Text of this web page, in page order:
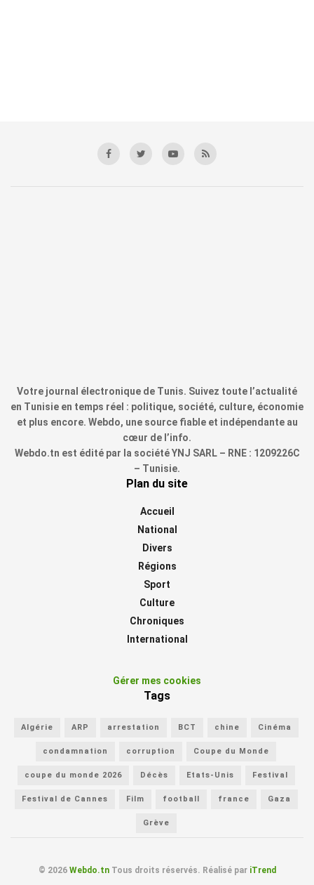
Votre journal électronique de Tunis. Suivez toute l’actualité
en Tunisie en temps réel : politique, société, culture, économie
et plus encore. Webdo, une source fiable et indépendante au
cœur de l’info.
Webdo.tn est édité par la société YNJ SARL – RNE : 1209226C
– Tunisie.
Plan du site
Accueil
National
Divers
Régions
Sport
Culture
Chroniques
International
Gérer mes cookies
Tags
Algérie ARP arrestation BCT chine Cinéma
condamnation corruption Coupe du Monde
coupe du monde 2026 Décès Etats-Unis Festival
Festival de Cannes Film football france Gaza
Grève
© 2026 Webdo.tnTous droits réservés. Réalisé par iTrend